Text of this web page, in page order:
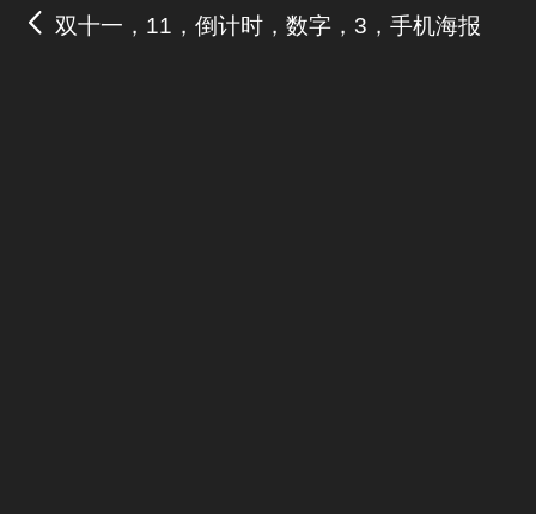
双十一，11，倒计时，数字，3，手机海报